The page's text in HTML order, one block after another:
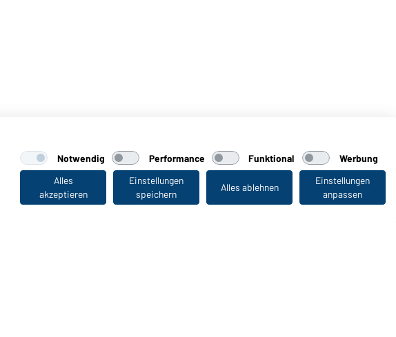
Zuletzt angesehen
Notwendig Performance Funktional
Werbung
Alles
akzeptieren
Einstellungen
speichern
Alles ablehnen
Einstellungen
anpassen